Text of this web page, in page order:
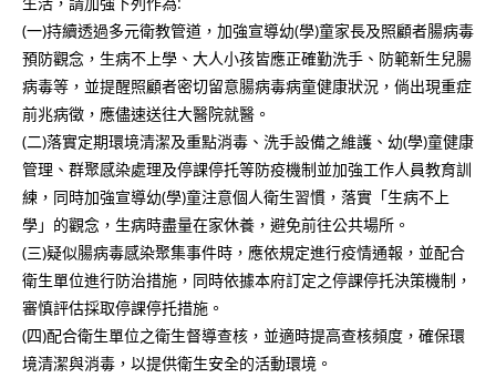
(一)持續透過多元衛教管道，加強宣導幼(學)童家長及照顧者腸病毒
預防觀念，生病不上學、大人小孩皆應正確勤洗手、防範新生兒腸
病毒等，並提醒照顧者密切留意腸病毒病童健康狀況，倘出現重症
前兆病徵，應儘速送往大醫院就醫。
(二)落實定期環境清潔及重點消毒、洗手設備之維護、幼(學)童健康
管理、群聚感染處理及停課停托等防疫機制並加強工作人員教育訓
練，同時加強宣導幼(學)童注意個人衛生習慣，落實「生病不上
學」的觀念，生病時盡量在家休養，避免前往公共場所。
(三)疑似腸病毒感染聚集事件時，應依規定進行疫情通報，並配合
衛生單位進行防治措施，同時依據本府訂定之停課停托決策機制，
審慎評估採取停課停托措施。
(四)配合衛生單位之衛生督導查核，並適時提高查核頻度，確保環
境清潔與消毒，以提供衛生安全的活動環境。